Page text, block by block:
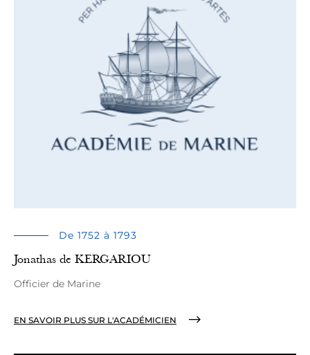
De 1752 à 1793
Jonathas de KERGARIOU
Officier de Marine
EN SAVOIR PLUS SUR L'ACADÉMICIEN